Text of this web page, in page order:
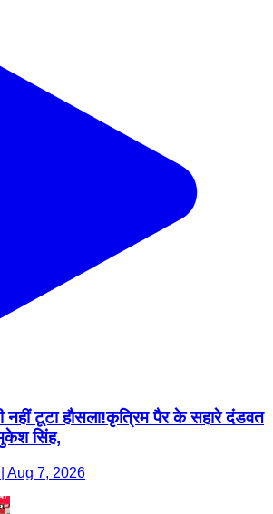
नहीं टूटा हौसला!कृत्रिम पैर के सहारे दंडवत
सिंह,
Aug 7, 2026